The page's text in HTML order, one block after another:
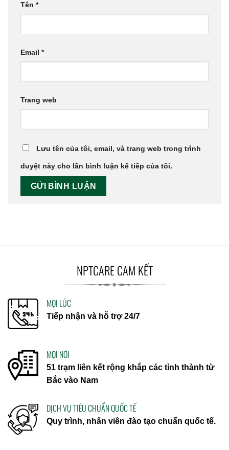
Tên *
Email *
Trang web
Lưu tên của tôi, email, và trang web trong trình
duyệt này cho lần bình luận kế tiếp của tôi.
NPTCARE CAM KẾT
MỌI LÚC
Tiếp nhận và hỗ trợ 24/7
MỌI NƠI
51 trạm liên kết rộng khắp các tỉnh thành từ
Bắc vào Nam
DỊCH VỤ TIÊU CHUẨN QUỐC TẾ
Quy trình, nhân viên đào tạo chuẩn quốc tế.